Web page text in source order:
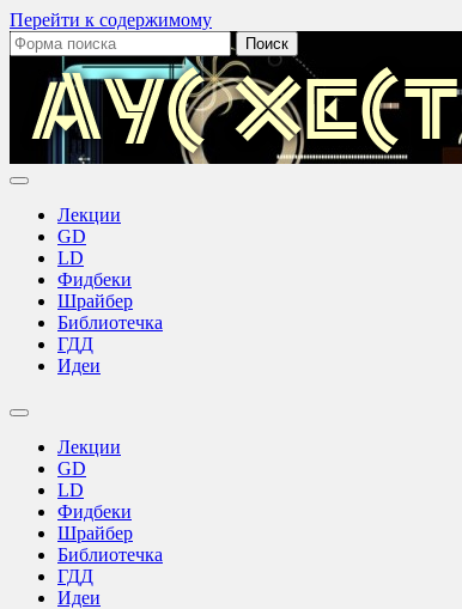
Перейти к содержимому
Поиск:
Лекции
GD
LD
Фидбеки
Шрайбер
Библиотечка
ГДД
Идеи
Переключить
поискаЛекции
GD
LD
Фидбеки
Шрайбер
Библиотечка
ГДД
Идеи